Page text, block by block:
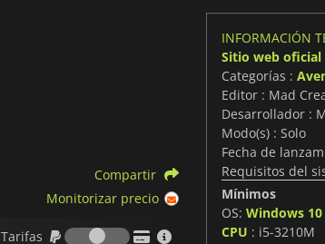
Compartir
Monitorizar precio
Tarifas
Tarifas
INFORMACIÓN
Sitio web oficial
Categorías :
Editor : Mad
Desarrollador :
Modo(s) : Solo
Fecha de
Requisitos del
Mínimos
OS: Windows
CPU : i5-3210M